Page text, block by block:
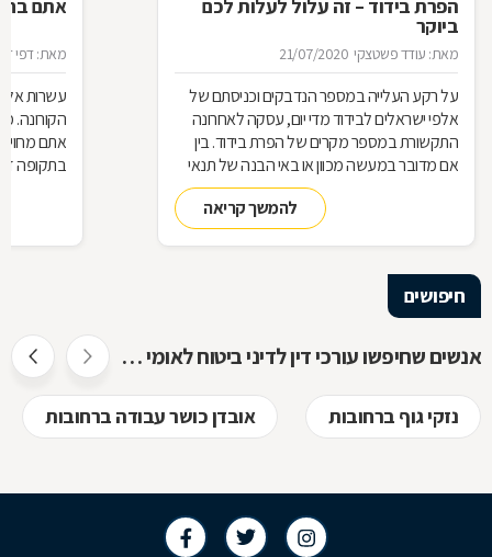
הפרת בידוד – זה עלול לעלות לכם
ביוקר
מאת: עודד פשטצקי 21/07/2020
על רקע העלייה במספר הנדבקים וכניסתם של
אלפי ישראלים לבידוד מדי יום, עסקה לאחרונה
התקשורת במספר מקרים של הפרת בידוד. בין
אם מדובר במעשה מכוון או באי הבנה של תנאי
הבידוד, להפרת הבידוד ישנן השלכות אותן חשוב
להמשך קריאה
אתם
מאת: דפי
עשרות
הקורונה.
אתם
בתקופה
חיפושים
אנשים שחיפשו עורכי דין לדיני ביטוח לאומי חיפשו גם
נזקי גוף ברחובות אובדן כושר עבודה ברחובות